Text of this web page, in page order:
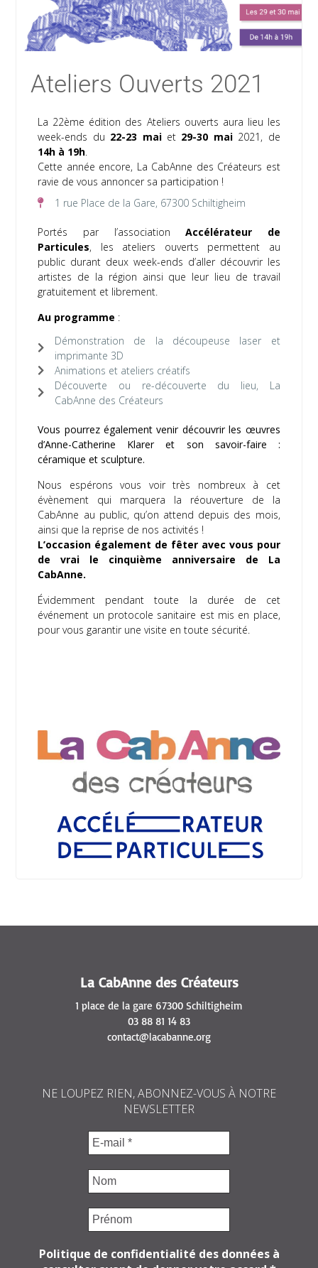
Ateliers Ouverts 2021
La 22ème édition des Ateliers ouverts aura lieu les
week-ends du 22-23 maiet 29-30 mai2021, de
14h à 19h
Cette année encore, La CabAnne des Créateurs est
ravie de vous annoncer sa participation !
1 rue Place de la Gare, 67300 Schiltigheim
Portés par l’associationAccélérateur de
Particules, les ateliers ouverts permettent au
public durant deux week-ends d’aller découvrir les
artistes de la région ainsi que leur lieu de travail
gratuitement et librement.
Au programme :
Démonstration de la découpeuse laser et
imprimante 3D
Animations et ateliers créatifs
Découverte ou re-découverte du lieu, La
CabAnne des Créateurs
Vous pourrez également venir découvrir les œuvres
d’Anne-Catherine Klarer et son savoir-faire :
céramique et sculpture.
Nous espérons vous voir très nombreux à cet
évènement qui marquera la réouverture de la
CabAnne au public, qu’on attend depuis des mois,
ainsi que la reprise de nos activités !
L’occasion également de fêter avec vous pour
de vrai le cinquième anniversaire de La
CabAnne.
Évidemment pendant toute la durée de cet
événement un protocole sanitaire est mis en place,
pour vous garantir une visite en toute sécurité.
La CabAnne des Créateurs
1 place de la gare 67300 Schiltigheim
03 88 81 14 83
contact@lacabanne.org
NE LOUPEZ RIEN, ABONNEZ-VOUS À NOTRE
NEWSLETTER
Politique de confidentialité des données à